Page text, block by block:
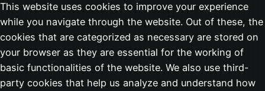
This website uses cookies to improve your experience
while you navigate through the website. Out of these, the
cookies that are categorized as necessary are stored on
your browser as they are essential for the working of
basic functionalities of the website. We also use third-
party cookies that help us analyze and understand how